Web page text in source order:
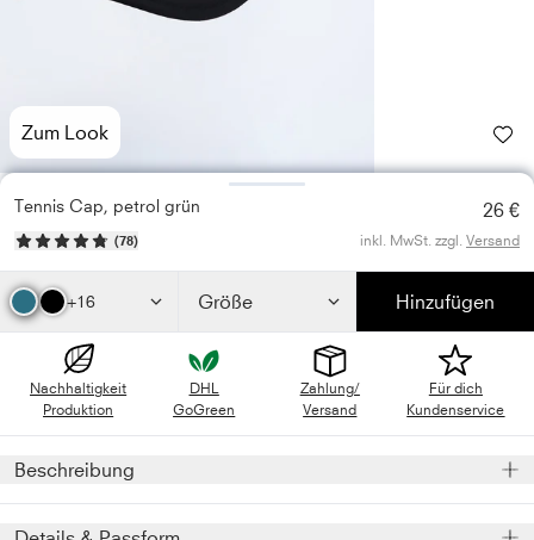
Zum Look
Tennis Cap, petrol grün 26 €
(78) inkl. MwSt. zzgl. Versand
+16 Größe Hinzufügen
Nachhaltigkeit
Produktion
DHL
GoGreen
Zahlung/
Versand
Für dich
Kundenservice
Beschreibung
Das ultraleichte 6-Panel Sports Cap in petrol grün mit